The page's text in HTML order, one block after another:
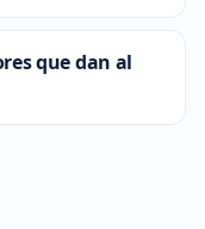
que dan al